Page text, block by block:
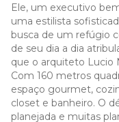
Ele, um executivo
uma estilista
busca de um refúgio
de seu dia a dia
que o arquiteto Lucio
Com 160 metros
espaço gourmet,
closet e banheiro. O
planejada e muitas